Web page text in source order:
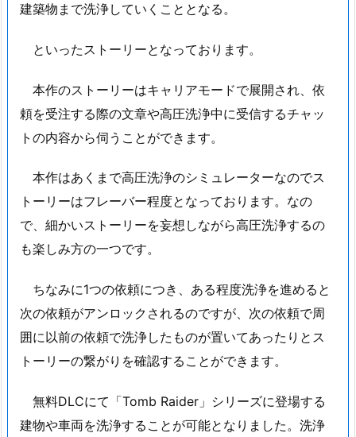
建築物まで洗浄していくこととなる。
といったストーリーとなっております。
本作のストーリーはキャリアモードで展開され、依
頼を受注する際の文章や高圧洗浄中に受信するチャッ
トの内容から伺うことができます。
本作はあくまで高圧洗浄のシミュレーターなのでス
トーリーはフレーバー程度となっております。なの
で、細かいストーリーを妄想しながら高圧洗浄するの
も楽しみ方の一つです。
ちなみに1つの依頼につき、ある程度洗浄を進めると
次の依頼がアンロックされるのですが、次の依頼で周
囲に以前の依頼で洗浄したものが置いてあったりとス
トーリーの繋がりを確認することができます。
無料DLCにて「Tomb Raider」シリーズに登場する
建物や車両を洗浄することが可能となりました。洗浄